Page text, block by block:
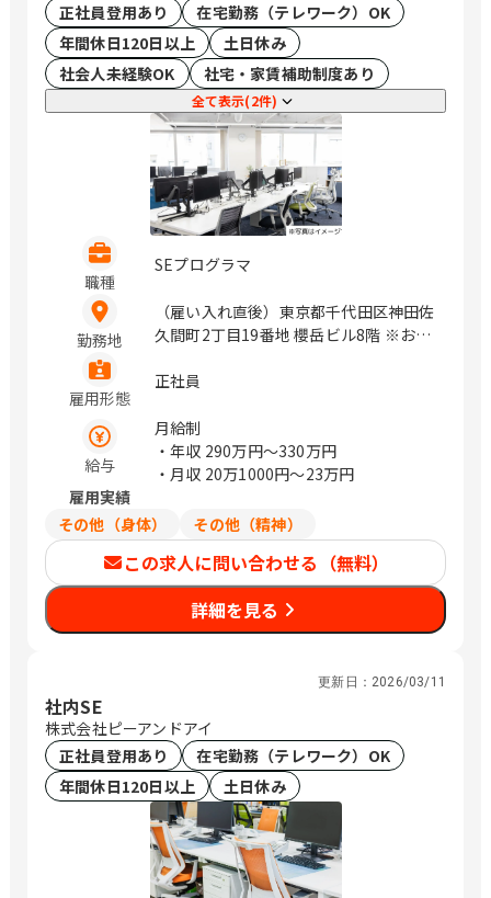
正社員登用あり
在宅勤務（テレワーク）OK
年間休日120日以上
土日休み
社会人未経験OK
社宅・家賃補助制度あり
全て表示(2件)
職種
SEプログラマ
勤務地
（雇い入れ直後）東京都千代田区神田佐
久間町2丁目19番地 櫻岳ビル8階 ※お客
住地を考慮して無理のない範囲で常駐先
雇用形態
正社員
給与
月給制
・年収 290万円〜330万円
・月収 20万1000円〜23万円
雇用実績
その他（身体）
その他（精神）
この求人に問い合わせる（無料）
詳細を見る
更新日： 2026/03/11
社内SE
株式会社ピーアンドアイ
正社員登用あり
在宅勤務（テレワーク）OK
年間休日120日以上
土日休み